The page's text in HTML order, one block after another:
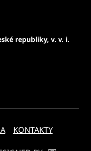
republiky, v. v. i.
KONTAKTY